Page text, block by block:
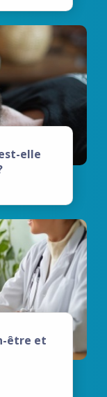
elle
être et